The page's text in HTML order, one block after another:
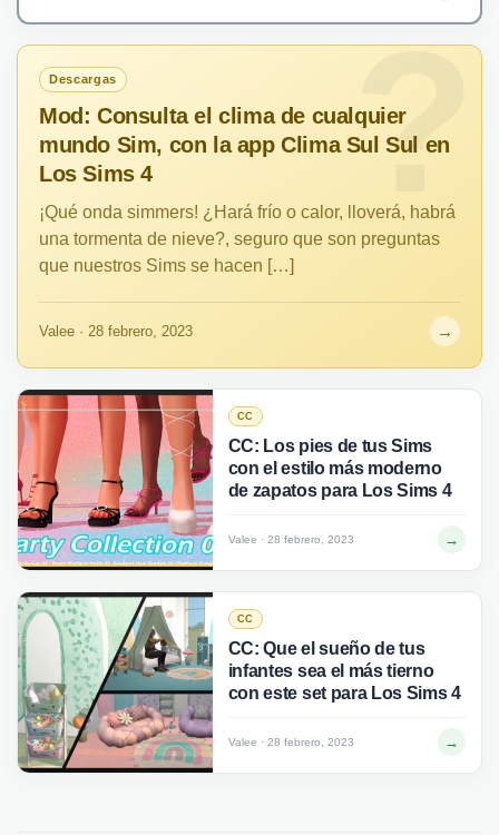
Descargas
Mod: Consulta el clima de cualquier
mundo Sim, con la app Clima Sul Sul en
Los Sims 4
¡Qué onda simmers! ¿Hará frío o calor, lloverá, habrá
una tormenta de nieve?, seguro que son preguntas
que nuestros Sims se hacen […]
Valee · 28 febrero, 2023 →
CC
CC: Los pies de tus Sims
con el estilo más moderno
de zapatos para Los Sims 4
Valee · 28 febrero, 2023 →
CC
CC: Que el sueño de tus
infantes sea el más tierno
con este set para Los Sims 4
Valee · 28 febrero, 2023 →